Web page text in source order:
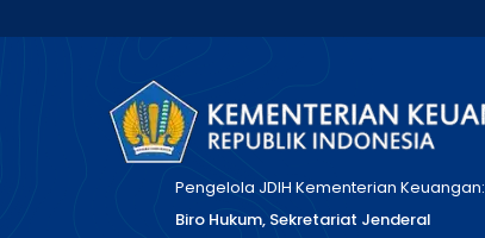
Pengelola JDIH Kementerian Keuangan:
Biro Hukum, Sekretariat Jenderal